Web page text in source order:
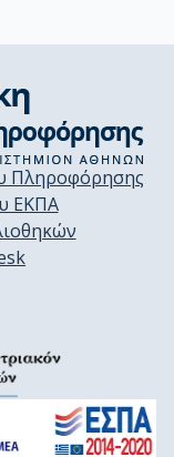
Πληροφόρησης
ΕΚΠΑ